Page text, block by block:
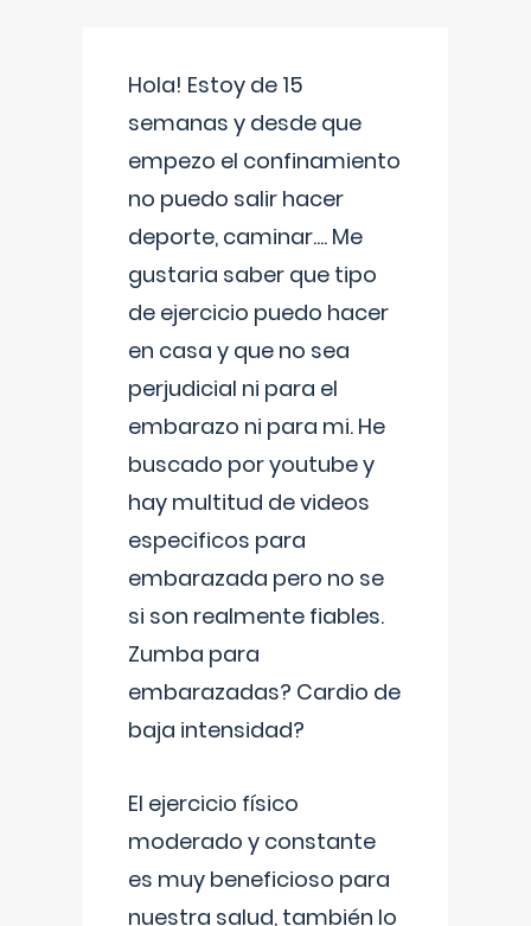
Hola! Estoy de 15
semanas y desde que
empezo el confinamiento
no puedo salir hacer
deporte, caminar.... Me
gustaria saber que tipo
de ejercicio puedo hacer
en casa y que no sea
perjudicial ni para el
embarazo ni para mi. He
buscado por youtube y
hay multitud de videos
especificos para
embarazada pero no se
si son realmente fiables.
Zumba para
embarazadas? Cardio de
baja intensidad?
El ejercicio físico
moderado y constante
es muy beneficioso para
nuestra salud, también lo